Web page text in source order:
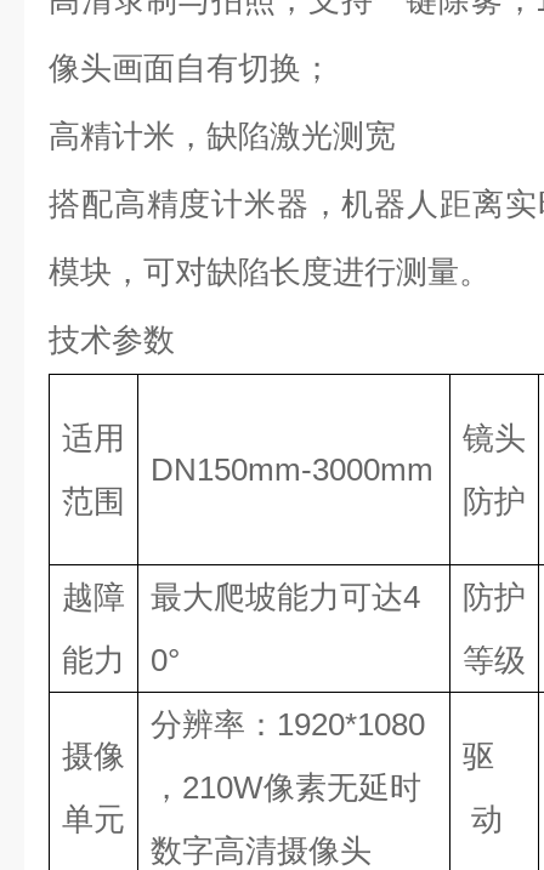
像头画面自有切换；
高精计米，缺陷激光测宽
搭配高精度计米器，机器人距离
模块，可对缺陷长度进行测量。
技术参数
适用
范围
DN150mm-3000mm
镜头
防护
越障
能力
最大爬坡能力可达4
0°
防护
等级
摄像
单元
分辨率：1920*1080
，210W像素无延时
数字高清摄像头
驱
动